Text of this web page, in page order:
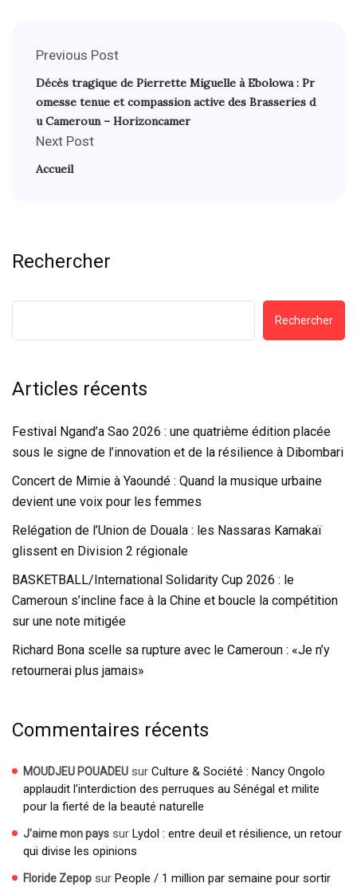
Previous Post
Décès tragique de Pierrette Miguelle à Ebolowa : Pr
omesse tenue et compassion active des Brasseries d
u Cameroun – Horizoncamer
Next Post
Accueil
Rechercher
Rechercher
Articles récents
Festival Ngand’a Sao 2026 : une quatrième édition placée
sous le signe de l’innovation et de la résilience à Dibombari
Concert de Mimie à Yaoundé : Quand la musique urbaine
devient une voix pour les femmes
Relégation de l’Union de Douala : les Nassaras Kamakaï
glissent en Division 2 régionale
BASKETBALL/International Solidarity Cup 2026 : le
Cameroun s’incline face à la Chine et boucle la compétition
sur une note mitigée
Richard Bona scelle sa rupture avec le Cameroun : «Je n’y
retournerai plus jamais»
Commentaires récents
MOUDJEU POUADEU sur Culture & Société : Nancy Ongolo
applaudit l’interdiction des perruques au Sénégal et milite
pour la fierté de la beauté naturelle
J'aime mon pays sur Lydol : entre deuil et résilience, un retour
qui divise les opinions
Floride Zepop sur People / 1 million par semaine pour sortir